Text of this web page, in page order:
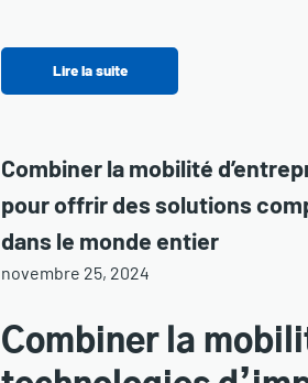
Lire la suite
Combiner la mobilité
pour offrir des solutions
dans le monde entier
novembre 25, 2024
Combiner la